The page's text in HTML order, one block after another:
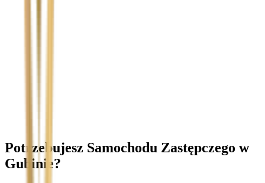
Potrzebujesz Samochodu Zastępczego w
Gubinie?